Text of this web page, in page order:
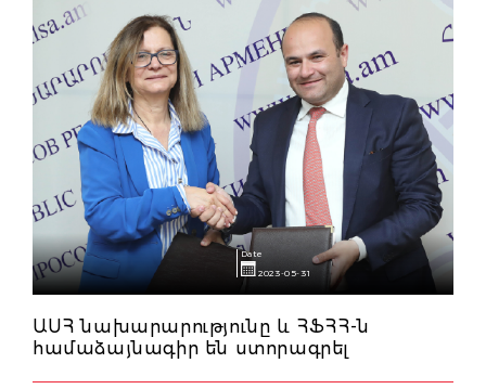
Date
2023-05-31
ԱՍՀ նախարարությունը և ՀՖՀՀ-ն
համաձայնագիր են ստորագրել